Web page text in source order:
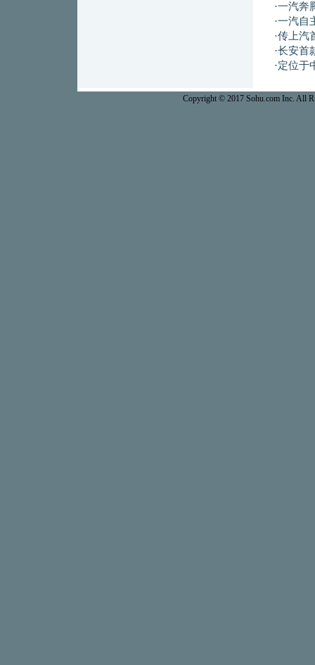
·一汽奔
·一汽自
·传上汽
·长安首
·定位于
Copyright © 2017 Sohu.com Inc. All